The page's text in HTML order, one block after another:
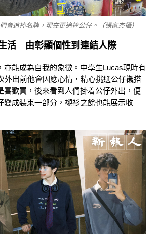
會追捧名牌，現在更追捧公仔。（張家杰攝）
活 由彰顯個性到連結人際
亦能成為自我的象徵。中學生Lucas現時有
外出前他會因應心情，精心挑選公仔襯搭
喜歡買，後來看到人們掛着公仔外出，便
變成裝束一部分，襯衫之餘也能展示收